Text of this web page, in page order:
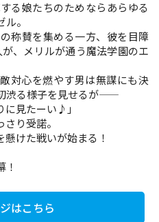
パルフェ
エッセイ
る
る娘たちのためならあらゆる
。
称賛を集める一方、彼を目障
、メリルが通う魔法学園のエ
対心を燃やす男は無謀にも決
る様子を見せるが――
に見たーい♪」
り受諾。
けた戦いが始まる！
！
はこちら